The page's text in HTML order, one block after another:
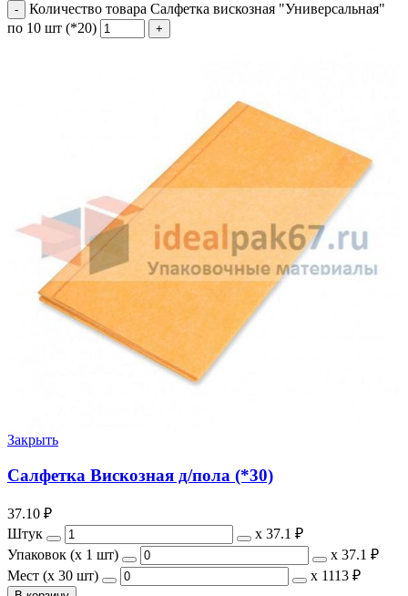
Количество товара Салфетка вискозная "Универсальная"
по 10 шт (*20)
Закрыть
Салфетка Вискозная д/пола (*30)
37.10 ₽
Штук
х 37.1 ₽
Упаковок (x 1 шт)
х 37.1 ₽
Мест (x 30 шт)
х 1113 ₽